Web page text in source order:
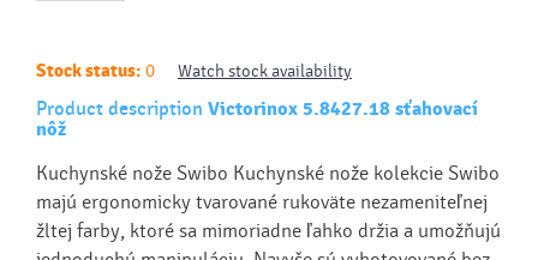
Stock status: 0 Watch stock availability
Product description Victorinox 5.8427.18 sťahovací
nôž
Kuchynské nože Swibo Kuchynské nože kolekcie Swibo
majú ergonomicky tvarované rukoväte nezameniteľnej
žltej farby, ktoré sa mimoriadne ľahko držia a umožňujú